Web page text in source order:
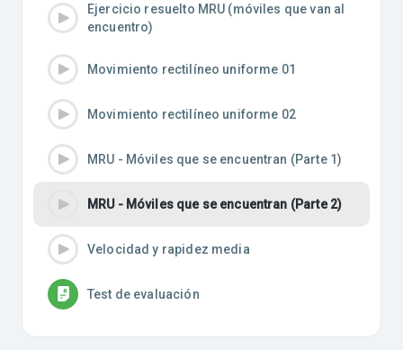
Ejercicio resuelto MRU (móviles que van al
encuentro)
Movimiento rectilíneo uniforme 01
Movimiento rectilíneo uniforme 02
MRU - Móviles que se encuentran (Parte 1)
MRU - Móviles que se encuentran (Parte 2)
Velocidad y rapidez media
Test de evaluación